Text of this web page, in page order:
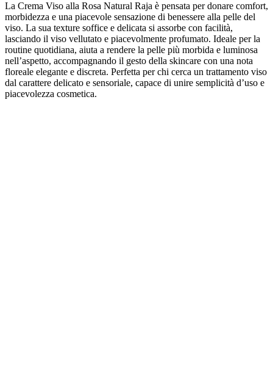
La Crema Viso alla Rosa Natural Raja è pensata per donare comfort,
morbidezza e una piacevole sensazione di benessere alla pelle del
viso. La sua texture soffice e delicata si assorbe con facilità,
lasciando il viso vellutato e piacevolmente profumato. Ideale per la
routine quotidiana, aiuta a rendere la pelle più morbida e luminosa
nell’aspetto, accompagnando il gesto della skincare con una nota
floreale elegante e discreta. Perfetta per chi cerca un trattamento viso
dal carattere delicato e sensoriale, capace di unire semplicità d’uso e
piacevolezza cosmetica.